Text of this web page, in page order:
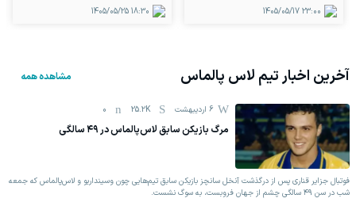
1405/05/17 23:00
1405/05/25 18:30
آخرین اخبار تیم لاس پالماس مشاهده همه
6 اردیبهشت 25.2K
0
مرگ بازیکن سابق لاس‌پالماس در ۴۹ سالگی
فوتبال جزایر قناری پس از درگذشت آنخل سانچز بازیکن سابق تیم‌هایی چون وسینداریو و لاس‌پالماس که جمعه
شب در سن ۴۹ سالگی چشم از جهان فروبست، به سوگ نشست.